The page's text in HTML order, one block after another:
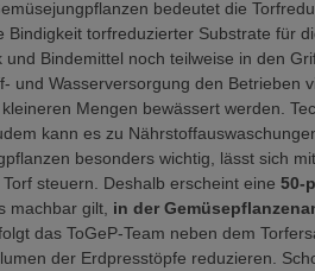
bedeutet die
torfreduzierter Substrate für
Bindemittel noch teilweise in den
und Wasserversorgung den Betrieben
Mengen bewässert werden.
kann es zu
besonders wichtig, lässt sich
steuern. Deshalb erscheint eine 50-
machbar gilt, in der
das ToGeP-Team neben dem
der Erdpresstöpfe reduzieren.